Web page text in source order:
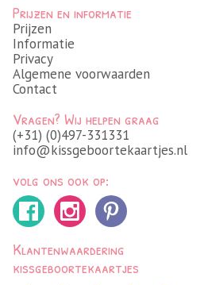
Prijzen en informatie
Prijzen
Informatie
Privacy
Algemene voorwaarden
Contact
Vragen? Wij helpen graag
(+31) (0)497-331331
info@kissgeboortekaartjes.nl
volg ons ook op:
Klantenwaardering
kissgeboortekaartjes